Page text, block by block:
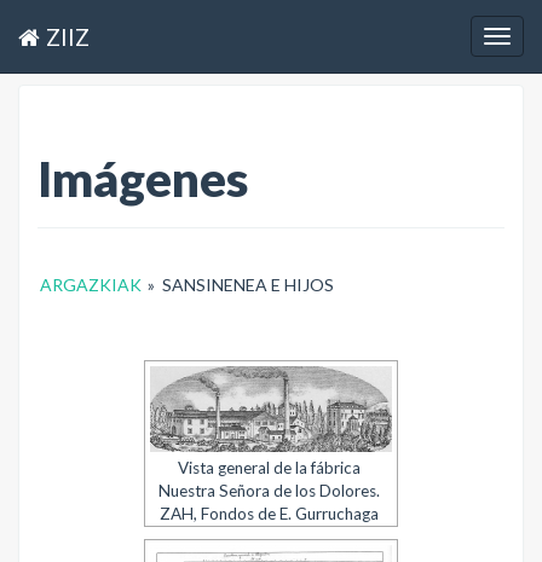
ZIIZ
Imágenes
ARGAZKIAK » SANSINENEA E HIJOS
Vista general de la fábrica
Nuestra Señora de los Dolores.
ZAH, Fondos de E. Gurruchaga